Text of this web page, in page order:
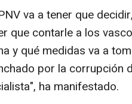
va a tener que
que contarle a los
y qué medidas va a
por la corrupción
ha manifestado.